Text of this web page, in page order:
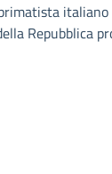
Repubblica